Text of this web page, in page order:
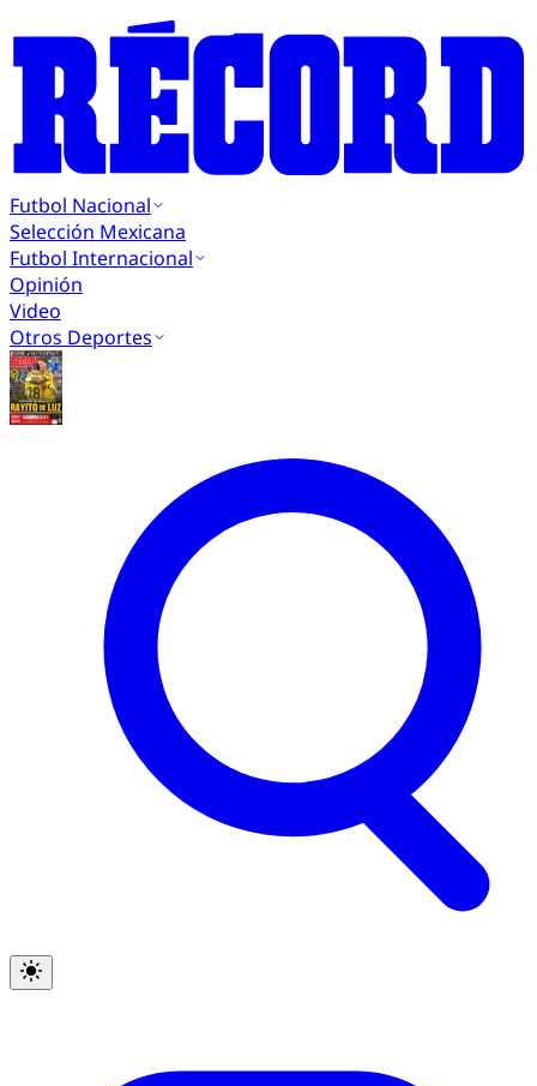
Futbol Nacional
Selección Mexicana
Futbol Internacional
Opinión
Video
Otros Deportes